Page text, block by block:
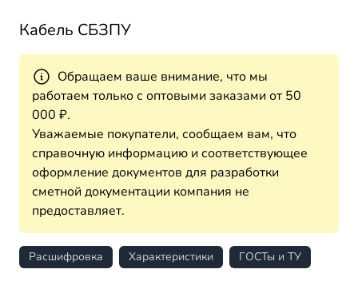
Кабель СБЗПУ
Обращаем ваше внимание, что мы
работаем только с оптовыми заказами от 50
000 ₽.
Уважаемые покупатели, сообщаем вам, что
справочную информацию и соответствующее
оформление документов для разработки
сметной документации компания не
предоставляет.
Расшифровка Характеристики ГОСТы и ТУ